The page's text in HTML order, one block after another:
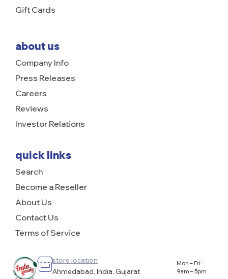
Gift Cards
about us
Company Info
Press Releases
Careers
Reviews
Investor Relations
quick links
Search
Become a Reseller
About Us
Contact Us
Terms of Service
store location
Ahmedabad, India, Gujarat
Mon – Fri:
9am – 5pm